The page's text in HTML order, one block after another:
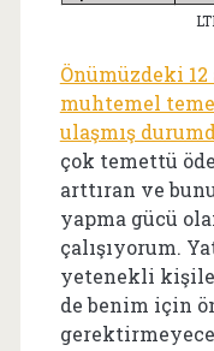
Önümüzdeki 12
muhtemel
ulaşmış
çok temettü
arttıran ve
yapma gücü
çalışıyorum.
yetenekli
de benim için